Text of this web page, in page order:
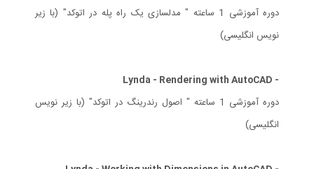
دوره آموزشی 1 ساعته " مدلسازی یک راه پله در اتوکد" (با زیر
نویس انگلیسی)
- Lynda - Rendering with AutoCAD
دوره آموزشی 1 ساعته " اصول رندرینگ در اتوکد" (با زیر نویس
انگلیسی)